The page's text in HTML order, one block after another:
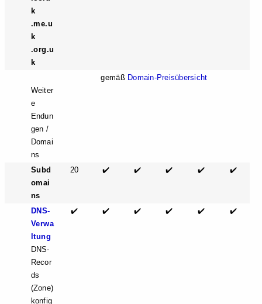
k
.me.u
k
.org.u
k
Weiter
e
Endun
gen /
Domai
ns
gemäß Domain-Preisübersicht
Subd
omai
ns
20 ✔️ ✔️ ✔️ ✔️ ✔️
DNS-
Verwa
ltung
DNS-
Recor
ds
(Zone)
konfig
✔️ ✔️ ✔️ ✔️ ✔️ ✔️